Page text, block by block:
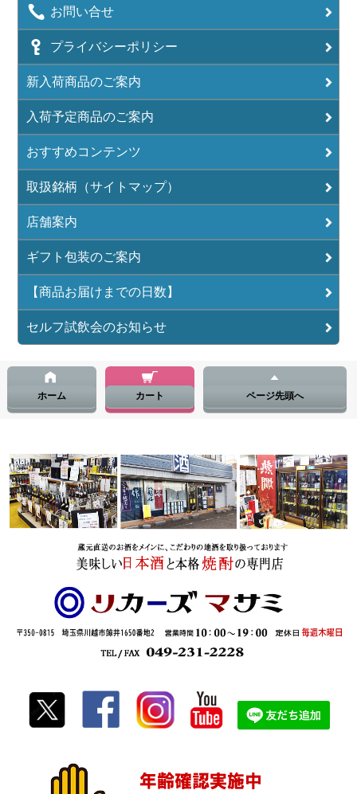
お問い合せ
プライバシーポリシー
新入荷商品のご案内
入荷予定商品のご案内
おすすめコンテンツ
取扱銘柄（サイトマップ）
店舗案内
ギフト包装のご案内
【商品お届けまでの日数】
セルフ試飲会のお知らせ
ホーム カート ページ先頭へ